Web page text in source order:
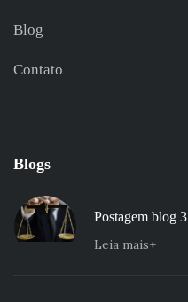
Blog
Contato
Blogs
Postagem blog 3
Leia mais